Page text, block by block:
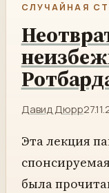
СЛУЧАЙНАЯ
Давид Дюрр
Эта лекция
была